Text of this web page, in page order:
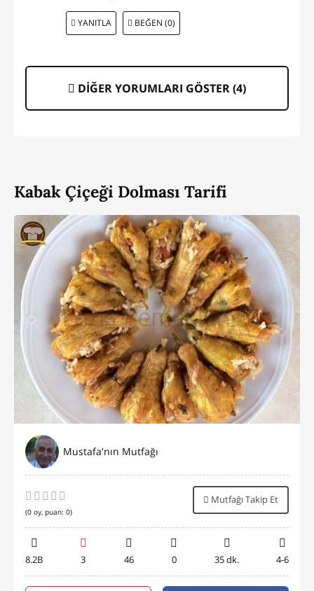
YANITLA BEĞEN (0)
DİĞER YORUMLARI GÖSTER (4)
Kabak Çiçeği Dolması Tarifi
Mustafa'nın Mutfağı
(0 oy, puan: 0)
Mutfağı Takip Et
8.2B 3 46 0 35 dk. 4-6